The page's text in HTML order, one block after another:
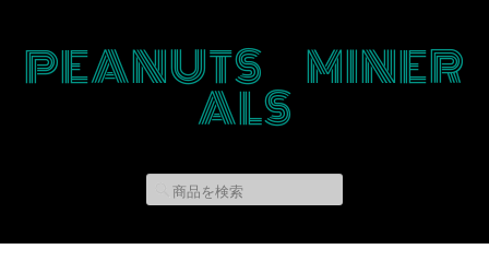
PEANUTS MINER
ALS